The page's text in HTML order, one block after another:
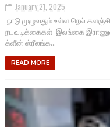
January 21, 2025
நாடு முழுவதும் உள்ள நெல்
நடவடிக்கைகள் இலங்கை
க்ளீன் ஸ்ரீலங்க...
READ MORE